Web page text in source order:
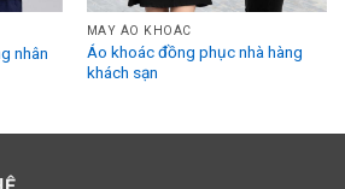
nhân
MAY ÁO KHOÁC
Áo khoác đồng phục nhà hàng
khách sạn